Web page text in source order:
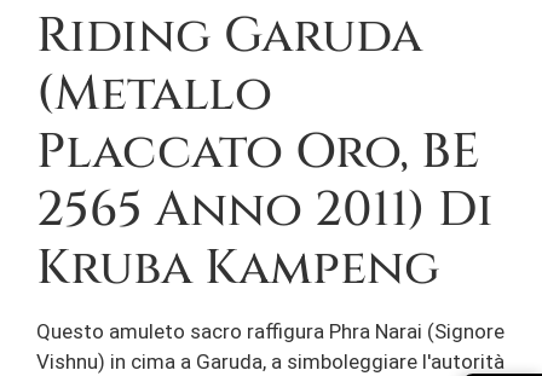
Riding Garuda
(metallo
Placcato Oro, BE
2565 Anno 2011) Di
Kruba Kampeng
Questo amuleto sacro raffigura Phra Narai (Signore
Vishnu) in cima a Garuda, a simboleggiare l'autorità